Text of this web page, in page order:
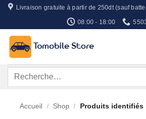
Passer
contenu
Livraison gratuite à partir de 250dt (sauf
08:00 - 18:00
Recherche
Accueil / Shop / Produits identifiés